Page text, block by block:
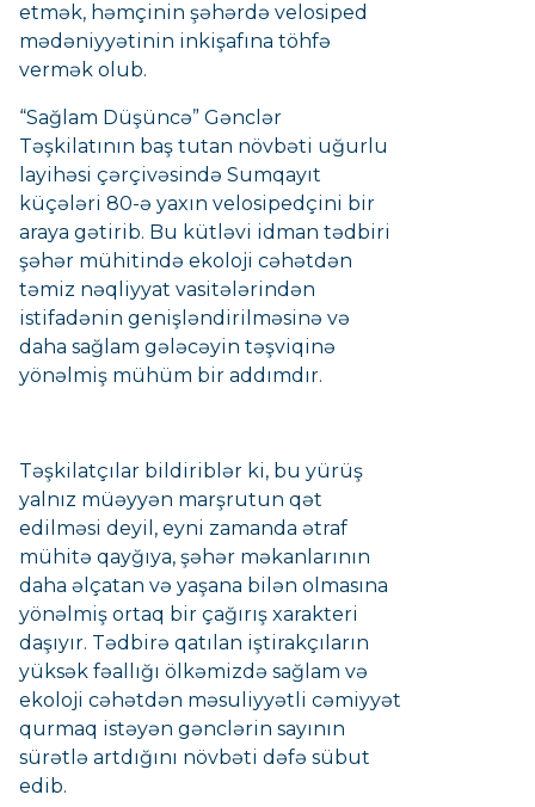
etmək, həmçinin şəhərdə velosiped
mədəniyyətinin inkişafına töhfə
vermək olub.
“Sağlam Düşüncə” Gənclər
Təşkilatının baş tutan növbəti uğurlu
layihəsi çərçivəsində Sumqayıt
küçələri 80-ə yaxın velosipedçini bir
araya gətirib. Bu kütləvi idman tədbiri
şəhər mühitində ekoloji cəhətdən
təmiz nəqliyyat vasitələrindən
istifadənin genişləndirilməsinə və
daha sağlam gələcəyin təşviqinə
yönəlmiş mühüm bir addımdır.
Təşkilatçılar bildiriblər ki, bu yürüş
yalnız müəyyən marşrutun qət
edilməsi deyil, eyni zamanda ətraf
mühitə qayğıya, şəhər məkanlarının
daha əlçatan və yaşana bilən olmasına
yönəlmiş ortaq bir çağırış xarakteri
daşıyır. Tədbirə qatılan iştirakçıların
yüksək fəallığı ölkəmizdə sağlam və
ekoloji cəhətdən məsuliyyətli cəmiyyət
qurmaq istəyən gənclərin sayının
sürətlə artdığını növbəti dəfə sübut
edib.